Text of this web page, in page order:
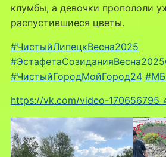
клумбы, а девочки пропололи
распустившиеся цветы.
#ЧистыйЛипецкВесна2025
#ЧистыйГородМойГород24
https://vk.com/video-